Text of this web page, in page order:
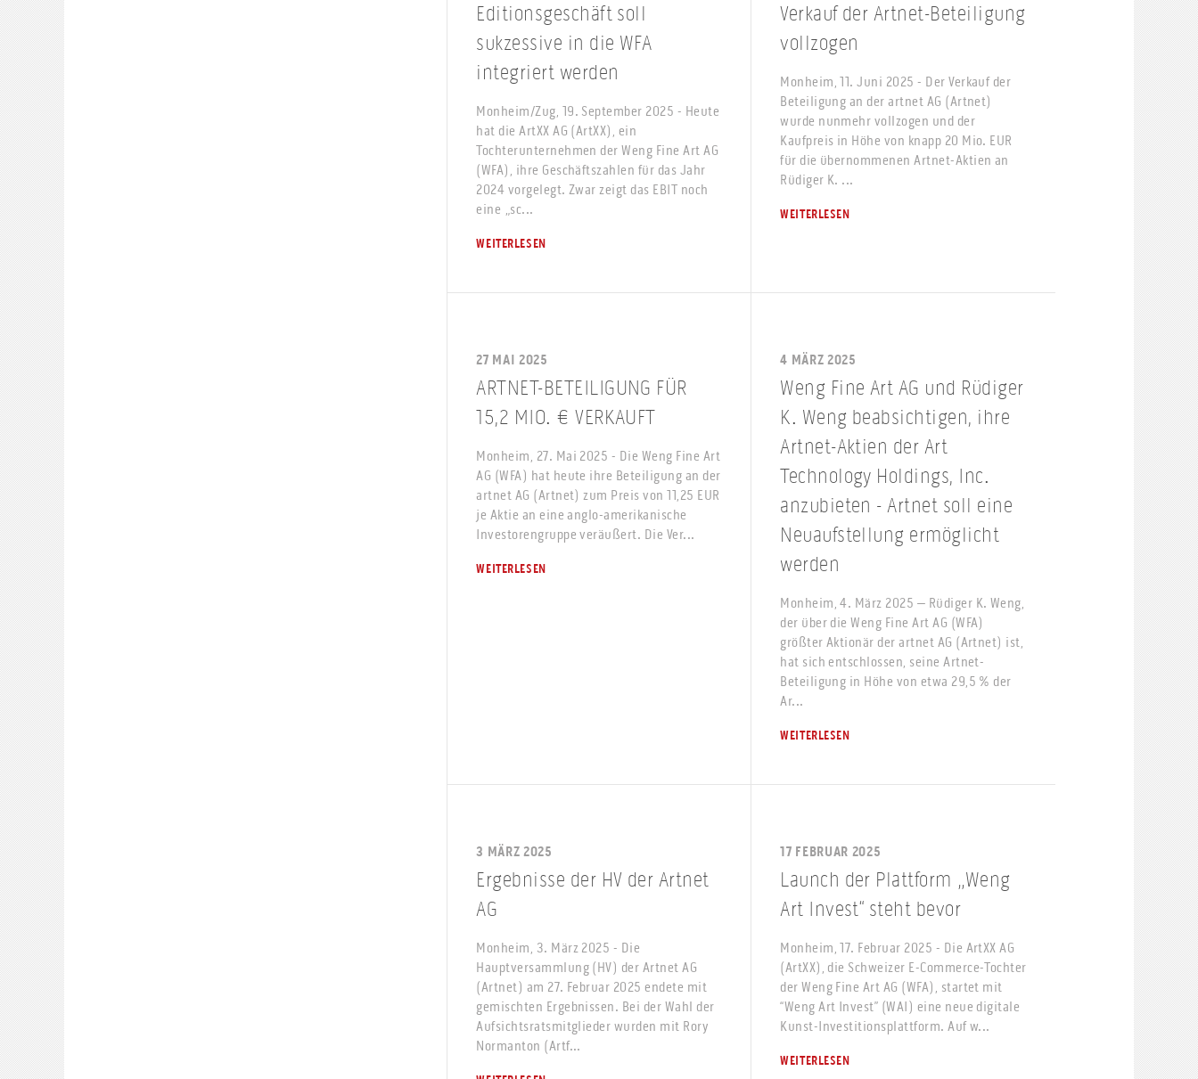
Editionsgeschäft soll
sukzessive in die WFA
integriert werden
Monheim/Zug, 19. September 2025 - Heute
hat die ArtXX AG (ArtXX), ein
Tochterunternehmen der Weng Fine Art AG
(WFA), ihre Geschäftszahlen für das Jahr
2024 vorgelegt. Zwar zeigt das EBIT noch
eine „sc...
WEITERLESEN
Verkauf der Artnet-Beteiligung
vollzogen
Monheim, 11. Juni 2025 - Der Verkauf der
Beteiligung an der artnet AG (Artnet)
wurde nunmehr vollzogen und der
Kaufpreis in Höhe von knapp 20 Mio. EUR
für die übernommenen Artnet-Aktien an
Rüdiger K. ...
WEITERLESEN
27 MAI 2025
ARTNET-BETEILIGUNG FÜR
15,2 MIO. € VERKAUFT
Monheim, 27. Mai 2025 - Die Weng Fine Art
AG (WFA) hat heute ihre Beteiligung an der
artnet AG (Artnet) zum Preis von 11,25 EUR
je Aktie an eine anglo-amerikanische
Investorengruppe veräußert. Die Ver...
WEITERLESEN
4 MÄRZ 2025
Weng Fine Art AG und Rüdiger
K. Weng beabsichtigen, ihre
Artnet-Aktien der Art
Technology Holdings, Inc.
anzubieten - Artnet soll eine
Neuaufstellung ermöglicht
werden
Monheim, 4. März 2025 – Rüdiger K. Weng,
der über die Weng Fine Art AG (WFA)
größter Aktionär der artnet AG (Artnet) ist,
hat sich entschlossen, seine Artnet-
Beteiligung in Höhe von etwa 29,5 % der
Ar...
WEITERLESEN
3 MÄRZ 2025
Ergebnisse der HV der Artnet
AG
Monheim, 3. März 2025 - Die
Hauptversammlung (HV) der Artnet AG
(Artnet) am 27. Februar 2025 endete mit
gemischten Ergebnissen. Bei der Wahl der
Aufsichtsratsmitglieder wurden mit Rory
Normanton (Artf...
17 FEBRUAR 2025
Launch der Plattform „Weng
Art Invest“ steht bevor
Monheim, 17. Februar 2025 - Die ArtXX AG
(ArtXX), die Schweizer E-Commerce-Tochter
der Weng Fine Art AG (WFA), startet mit
“Weng Art Invest” (WAI) eine neue digitale
Kunst-Investitionsplattform. Auf w...
WEITERLESEN